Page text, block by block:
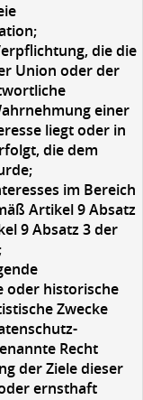
die die
Union oder der
einer
liegt oder in
die dem
im Bereich
Artikel 9 Absatz
9 Absatz 3 der
oder historische
Zwecke
Recht
der Ziele dieser
ernsthaft